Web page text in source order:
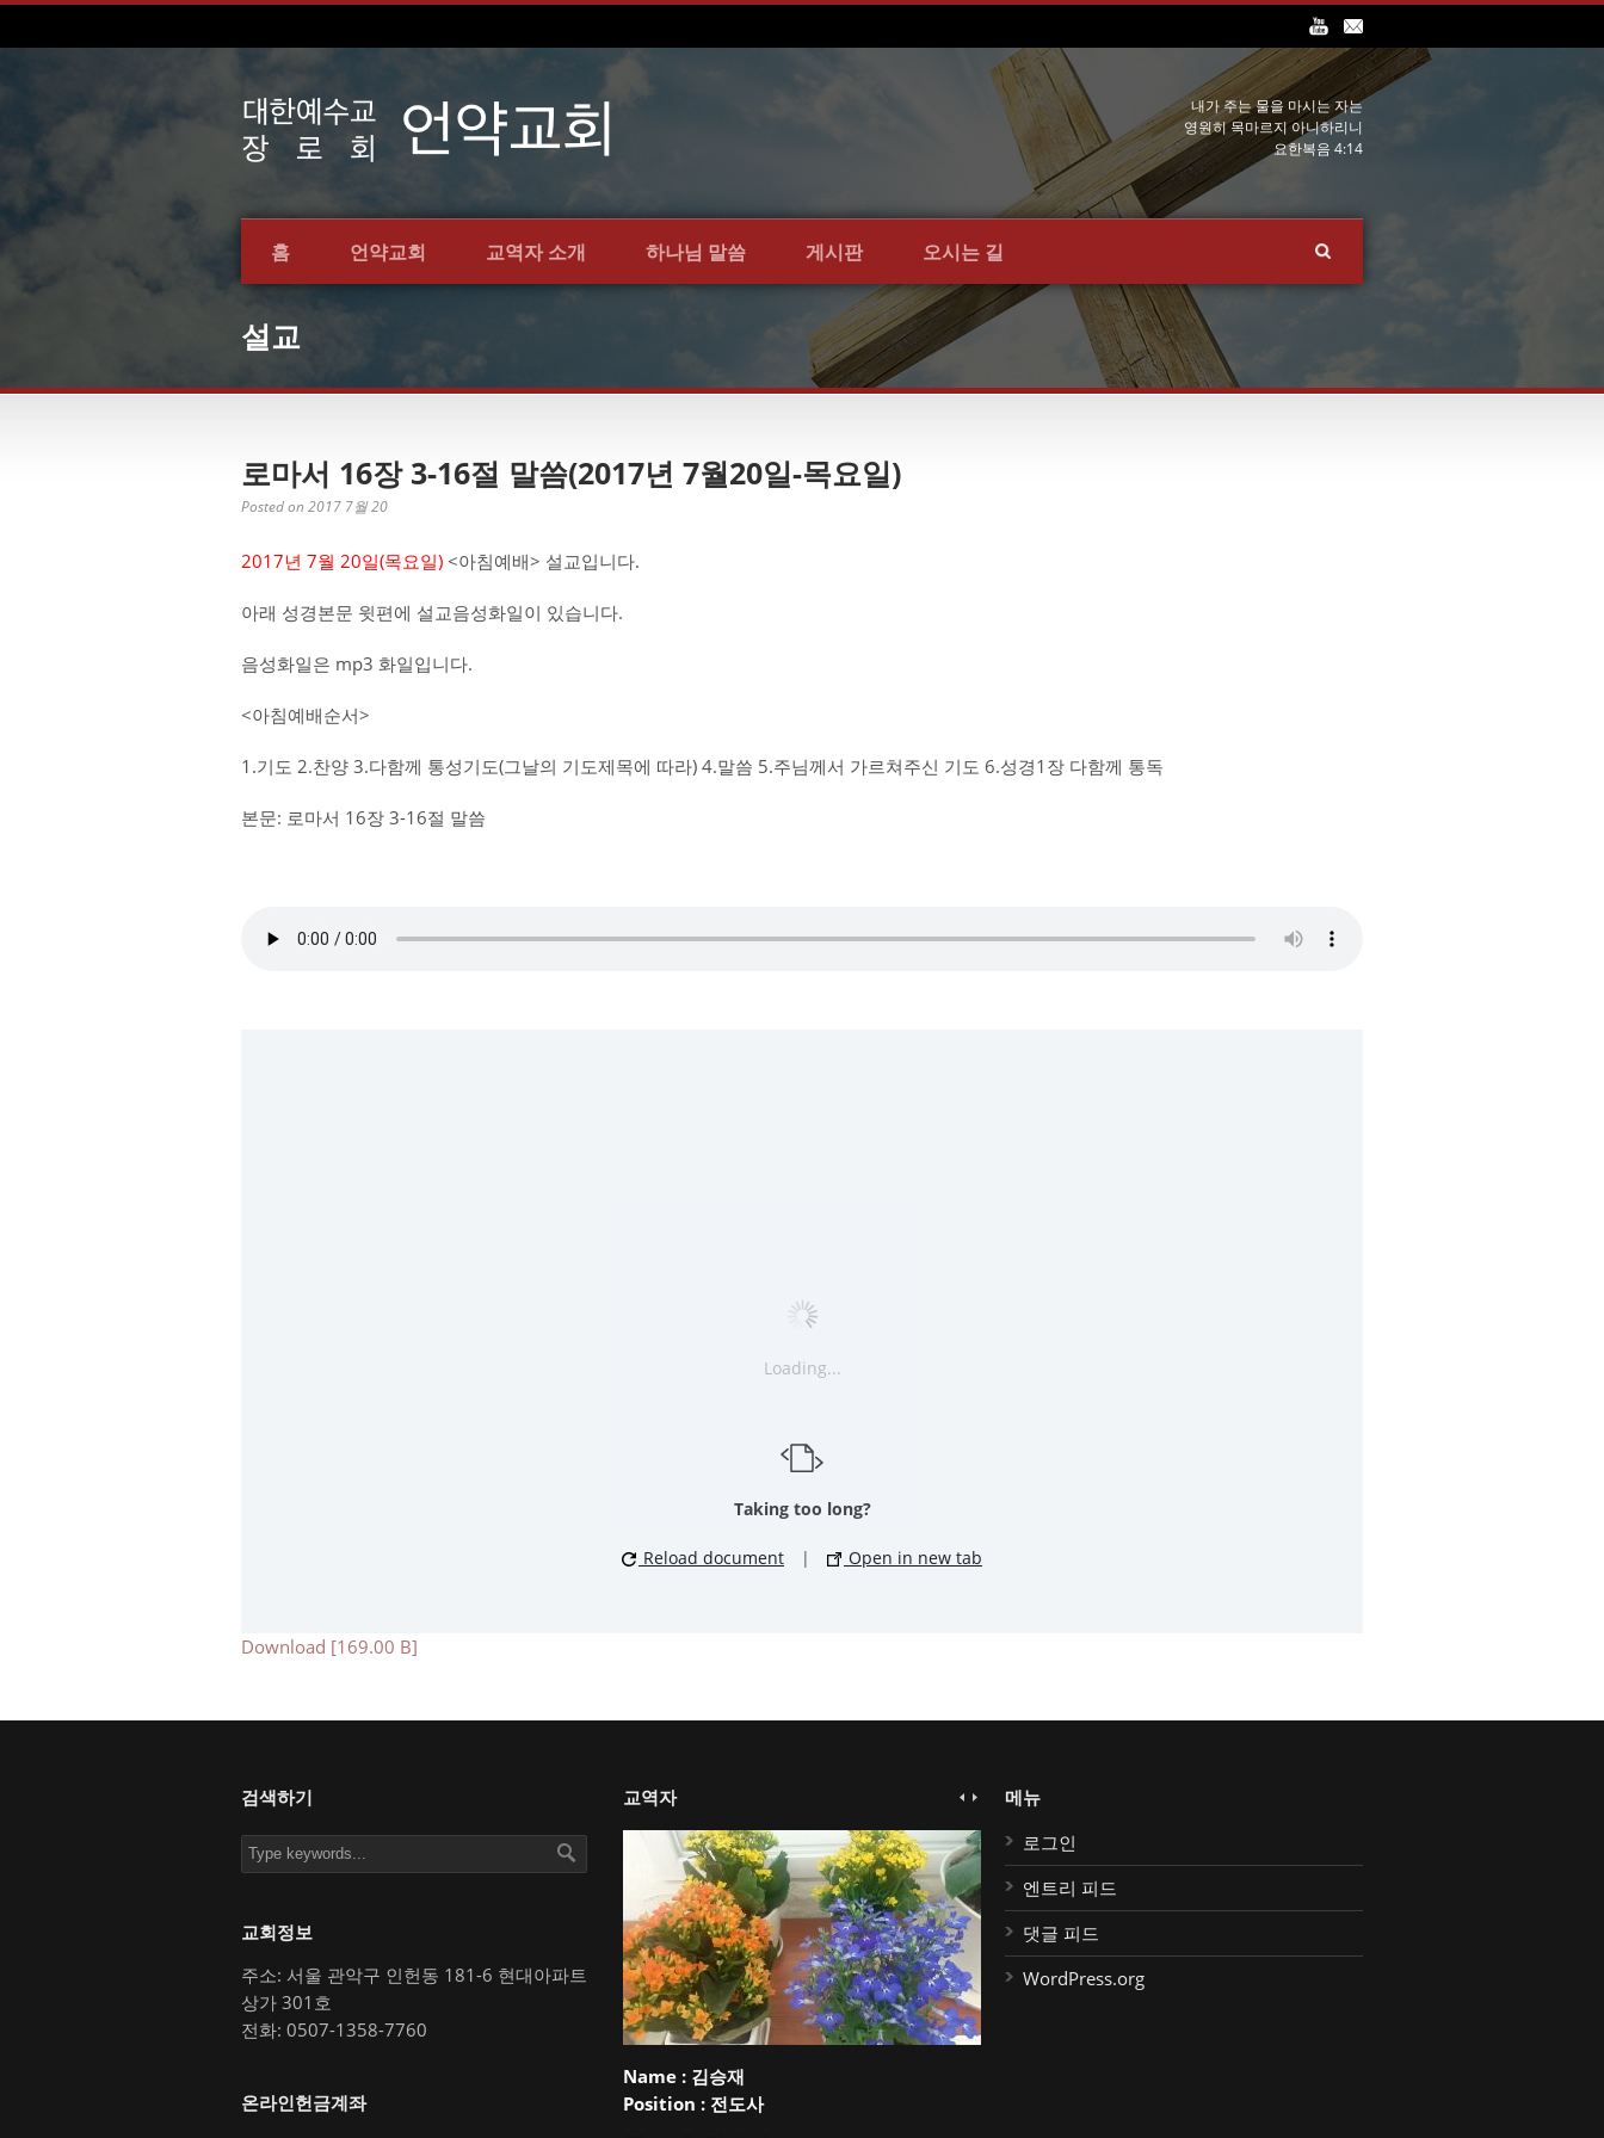
내가 주는 물을 마시는 자는
영원히 목마르지 아니하리니
요한복음 4:14
홈 언약교회 교역자 소개 하나님 말씀 게시판 오시는 길
설교
로마서 16장 3-16절 말씀(2017년 7월20일-목요일)
Posted on 2017 7월 20
2017년 7월 20일(목요일) <아침예배> 설교입니다.
아래 성경본문 윗편에 설교음성화일이 있습니다.
음성화일은 mp3 화일입니다.
<아침예배순서>
1.기도 2.찬양 3.다함께 통성기도(그날의 기도제목에 따라) 4.말씀 5.주님께서 가르쳐주신 기도 6.성경1장 다함께 통독
본문: 로마서 16장 3-16절 말씀
Loading...
Taking too long?
Reload document | Open in new tab
Download [169.00 B]
검색하기
교회정보
주소: 서울 관악구 인헌동 181-6 현대아파트
상가 301호
전화: 0507-1358-7760
온라인헌금계좌
교역자
Name :김승재
Position :전도사
메뉴
로그인
엔트리 피드
댓글 피드
WordPress.org